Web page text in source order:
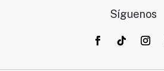
Síguenos